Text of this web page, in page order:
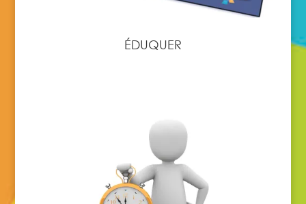
ÉDUQUER